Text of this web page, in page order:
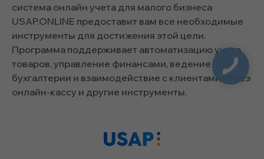
система онлайн учета для малого бизнеса
USAP.ONLINE предоставит вам все необходимые
инструменты для достижения этой цели.
Программа поддерживает автоматизацию учета
товаров, управление финансами, ведение
бухгалтерии и взаимодействие с клиентами через
онлайн-кассу и другие инструменты.